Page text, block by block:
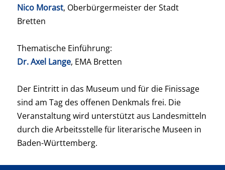
Nico Morast, Oberbürgermeister der Stadt
Bretten
Thematische Einführung:
Dr. Axel Lange, EMA Bretten
Der Eintritt in das Museum und für die Finissage
sind am Tag des offenen Denkmals frei. Die
Veranstaltung wird unterstützt aus Landesmitteln
durch die Arbeitsstelle für literarische Museen in
Baden-Württemberg.